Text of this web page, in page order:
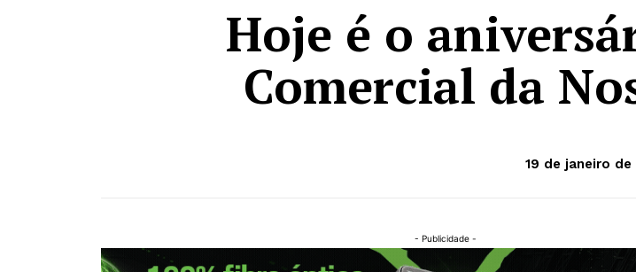
Hoje é o
Comercial da
19 de janeiro de
- Publicidade -